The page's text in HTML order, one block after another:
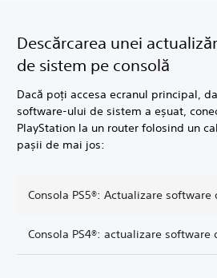
Descărcarea unei
de sistem pe consolă
Dacă poți accesa ecranul principal,
software-ului de sistem a eșuat,
PlayStation la un router folosind un
pașii de mai jos:
Consola PS5®: Actualizare
Consola PS4®: actualizare